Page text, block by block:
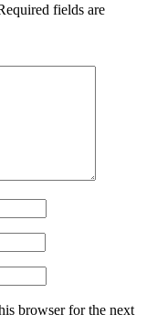
fields are
browser for the next